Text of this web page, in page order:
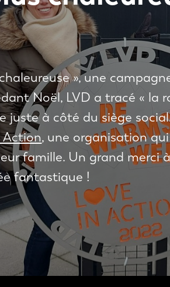
», une
Noël, LVD a tracé « la
juste à côté du siège
Action, une organisation qui
famille. Un grand merci
fantastique !